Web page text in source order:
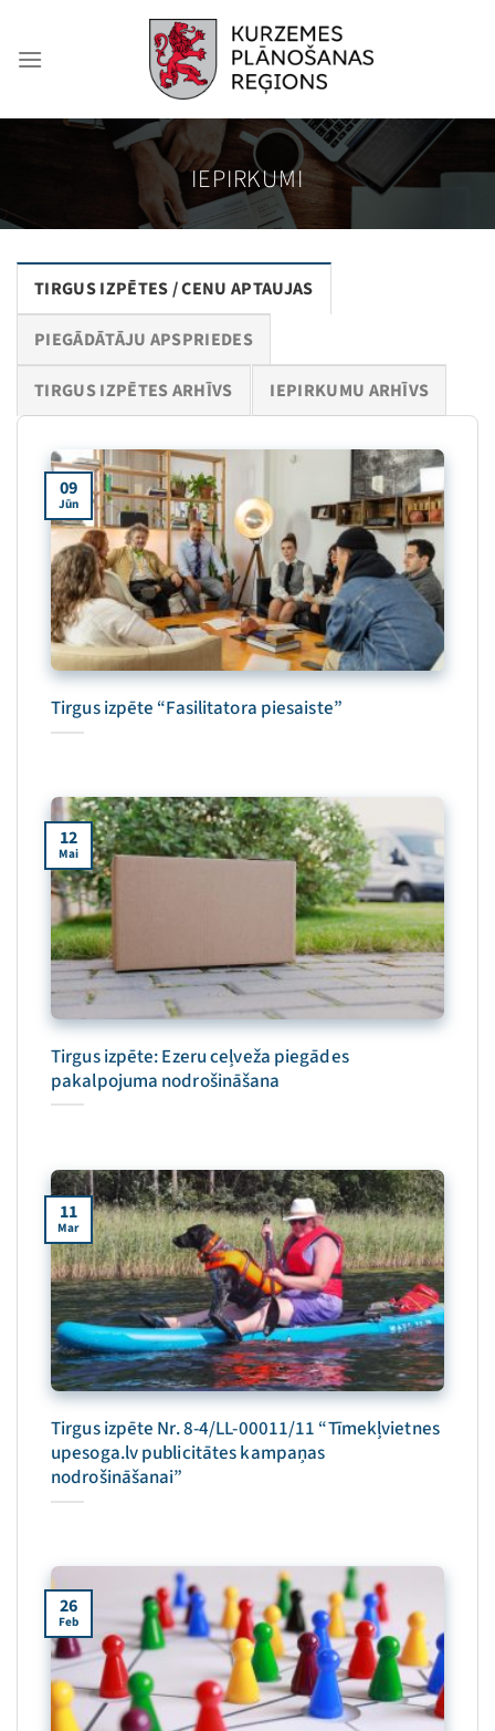
content
IEPIRKUMI
TIRGUS IZPĒTES / CENU APTAUJAS
PIEGĀDĀTĀJU APSPRIEDES
TIRGUS IZPĒTES ARHĪVS IEPIRKUMU ARHĪVS
Tirgus izpēte “Fasilitatora piesaiste”
09
Jūn
Tirgus izpēte: Ezeru ceļveža piegādes
pakalpojuma nodrošināšana
12
Mai
Tirgus izpēte Nr. 8-4/LL-00011/11 “Tīmekļvietnes
upesoga.lv publicitātes kampaņas
nodrošināšanai”
11
Mar
26
Feb